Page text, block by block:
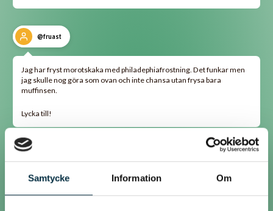
Samtycke Information Om
@fruast
Jag har fryst morotskaka med philadephiafrostning. Det funkar men
jag skulle nog göra som ovan och inte chansa utan frysa bara
muffinsen.
Lycka till!
Skrivet av Skrosan den 12 jan 2010